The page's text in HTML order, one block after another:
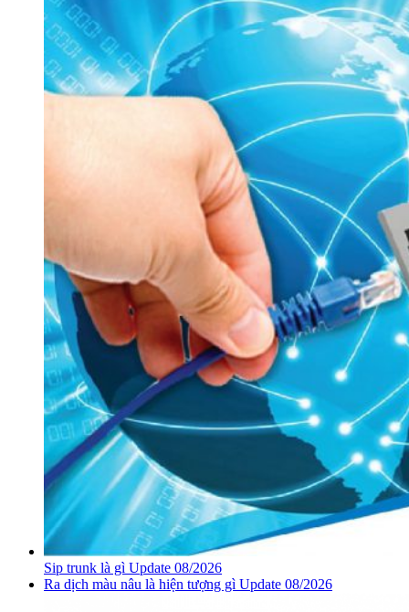
Sip trunk là gì Update 08/2026
Ra dịch màu nâu là hiện tượng gì Update 08/2026